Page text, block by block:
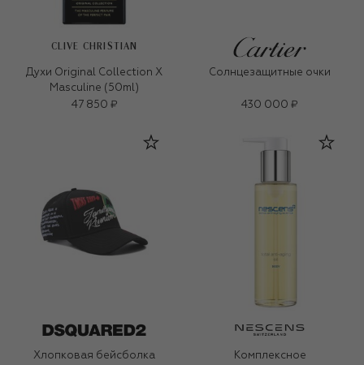
CLIVE CHRISTIAN
Духи Original Collection X
Masculine (50ml)
47 850 ₽
Солнцезащитные очки
430 000 ₽
Хлопковая бейсболка Комплексное